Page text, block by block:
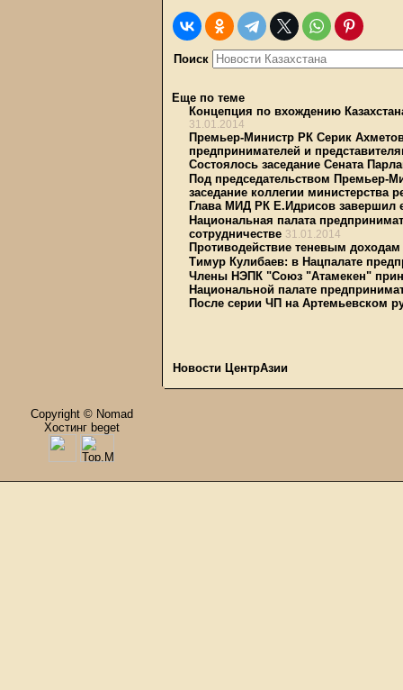
Поиск
Еще по теме
Концепция по вхождению
31.01.2014
Премьер-Министр РК Серик
предпринимателей и
Состоялось заседание Сената
Под председательством Премьер-
заседание коллегии министерства
Глава МИД РК Е.Идрисов завершил
Национальная палата
сотрудничестве 31.01.2014
Противодействие теневым
Тимур Кулибаев: в Нацпалате
Члены НЭПК "Союз "Атамекен"
Национальной палате
После серии ЧП на Артемьевском
Новости ЦентрАзии
Copyright © Nomad
Хостинг beget